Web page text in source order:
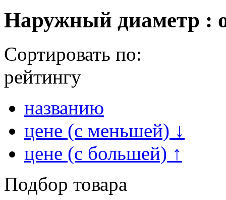
Наружный диаметр :
Сортировать по:
рейтингу
названию
цене (с меньшей) ↓
цене (с большей) ↑
Подбор товара